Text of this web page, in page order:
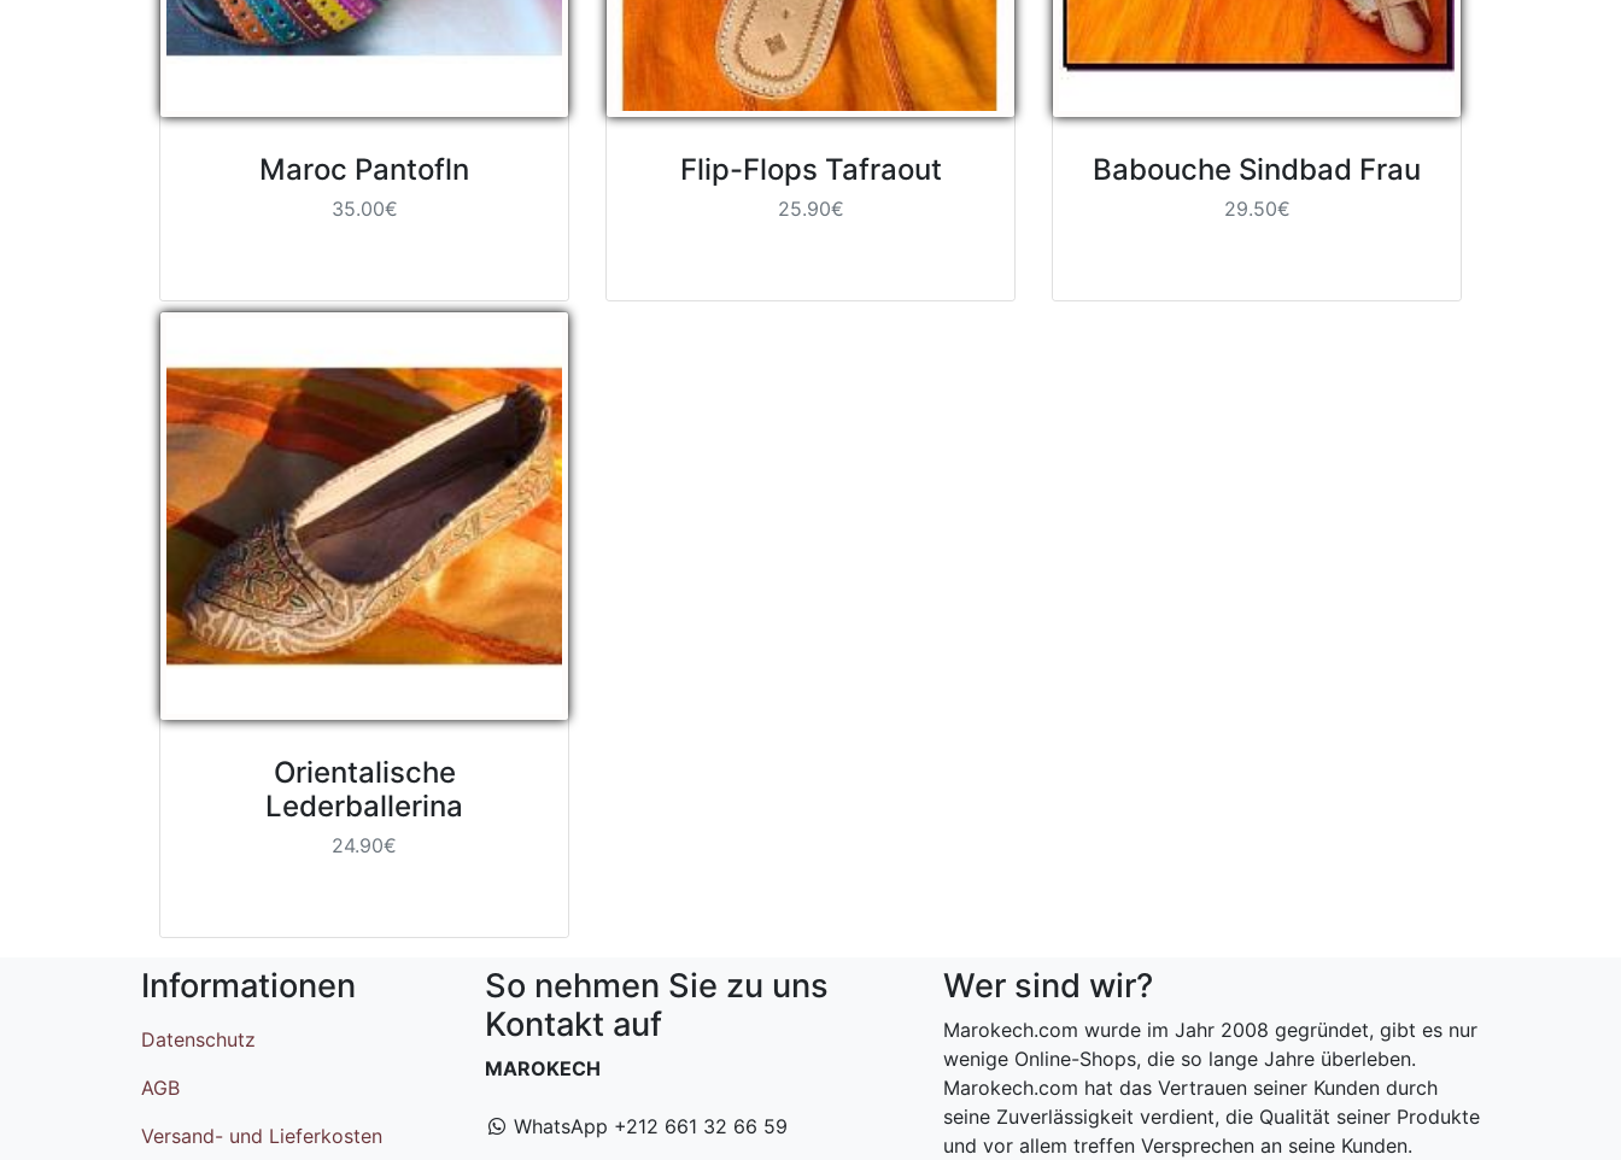
Maroc Pantofln
35.00€
Flip-Flops Tafraout
25.90€
Babouche Sindbad Frau
29.50€
Orientalische
Lederballerina
24.90€
Informationen
Datenschutz
AGB
Versand- und Lieferkosten
So nehmen Sie zu uns
Kontakt auf
MAROKECH
WhatsApp +212 661 32 66 59
Wer sind wir?
Marokech.com wurde im Jahr 2008 gegründet, gibt es nur
wenige Online-Shops, die so lange Jahre überleben.
Marokech.com hat das Vertrauen seiner Kunden durch
seine Zuverlässigkeit verdient, die Qualität seiner Produkte
und vor allem treffen Versprechen an seine Kunden.